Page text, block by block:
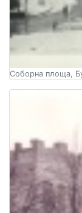
Соборна площа,